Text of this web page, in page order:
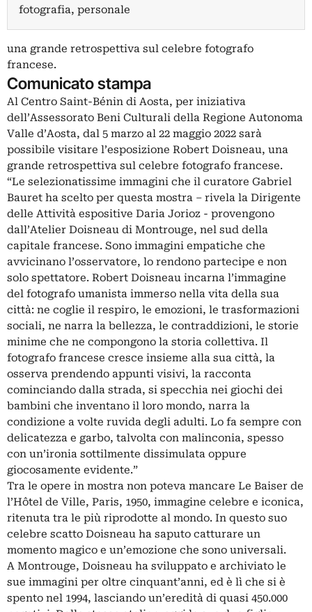
fotografia, personale
una grande retrospettiva sul celebre fotografo
francese.
Comunicato stampa
Al Centro Saint-Bénin di Aosta, per iniziativa
dell’Assessorato Beni Culturali della Regione Autonoma
Valle d’Aosta, dal 5 marzo al 22 maggio 2022 sarà
possibile visitare l’esposizione Robert Doisneau, una
grande retrospettiva sul celebre fotografo francese.
“Le selezionatissime immagini che il curatore Gabriel
Bauret ha scelto per questa mostra – rivela la Dirigente
delle Attività espositive Daria Jorioz - provengono
dall’Atelier Doisneau di Montrouge, nel sud della
capitale francese. Sono immagini empatiche che
avvicinano l’osservatore, lo rendono partecipe e non
solo spettatore. Robert Doisneau incarna l’immagine
del fotografo umanista immerso nella vita della sua
città: ne coglie il respiro, le emozioni, le trasformazioni
sociali, ne narra la bellezza, le contraddizioni, le storie
minime che ne compongono la storia collettiva. Il
fotografo francese cresce insieme alla sua città, la
osserva prendendo appunti visivi, la racconta
cominciando dalla strada, si specchia nei giochi dei
bambini che inventano il loro mondo, narra la
condizione a volte ruvida degli adulti. Lo fa sempre con
delicatezza e garbo, talvolta con malinconia, spesso
con un’ironia sottilmente dissimulata oppure
giocosamente evidente.”
Tra le opere in mostra non poteva mancare Le Baiser de
l’Hôtel de Ville, Paris, 1950, immagine celebre e iconica,
ritenuta tra le più riprodotte al mondo. In questo suo
celebre scatto Doisneau ha saputo catturare un
momento magico e un’emozione che sono universali.
A Montrouge, Doisneau ha sviluppato e archiviato le
sue immagini per oltre cinquant’anni, ed è lì che si è
spento nel 1994, lasciando un’eredità di quasi 450.000